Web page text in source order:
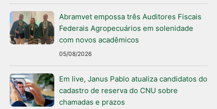
Abramvet empossa três Auditores Fiscais
Federais Agropecuários em solenidade
com novos acadêmicos
05/08/2026
Em live, Janus Pablo atualiza candidatos do
cadastro de reserva do CNU sobre
chamadas e prazos